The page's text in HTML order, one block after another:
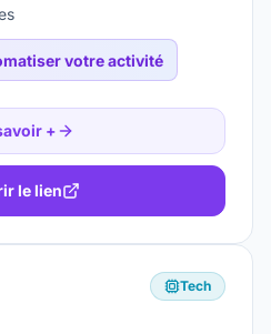
votre activité
+
le lien
Tech